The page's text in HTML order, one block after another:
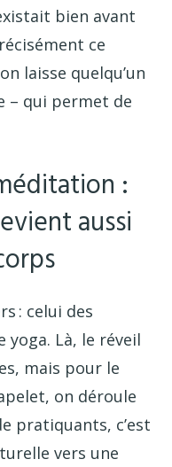
bien avant
ce
laisse quelqu’un
– qui permet de
:
aussi
: celui des
Là, le réveil
mais pour le
on déroule
pratiquants, c’est
vers une